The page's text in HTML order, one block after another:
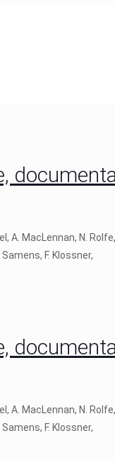
MacLennan, N.
F. Klossner,
MacLennan, N.
F. Klossner,